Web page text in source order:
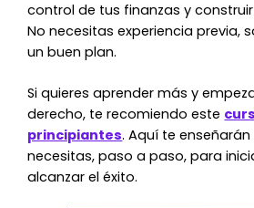
control de tus finanzas y
No necesitas experiencia previa,
un buen plan.
Si quieres aprender más y
derecho, te recomiendo este
principiantes. Aquí te
necesitas, paso a paso, para
alcanzar el éxito.